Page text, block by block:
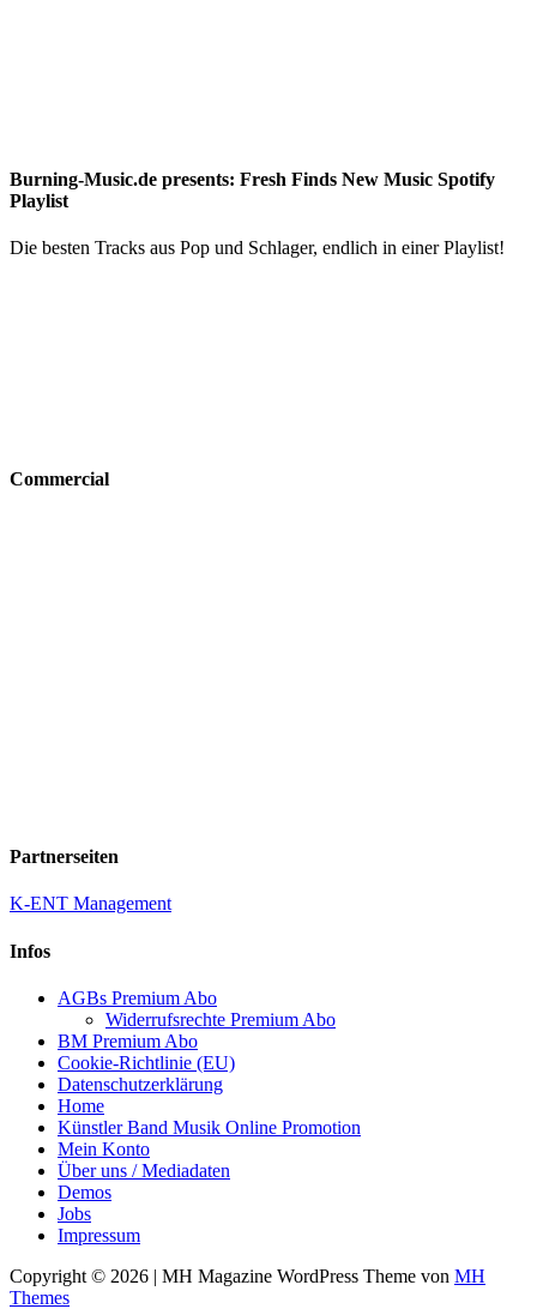
Burning-Music.de presents: Fresh Finds New Music Spotify
Playlist
Die besten Tracks aus Pop und Schlager, endlich in einer Playlist!
Commercial
Partnerseiten
K-ENT Management
Infos
AGBs Premium Abo
Widerrufsrechte Premium Abo
BM Premium Abo
Cookie-Richtlinie (EU)
Datenschutzerklärung
Home
Künstler Band Musik Online Promotion
Mein Konto
Über uns / Mediadaten
Demos
Jobs
Impressum
Copyright © 2026 | MH Magazine WordPress Theme von MH
Themes